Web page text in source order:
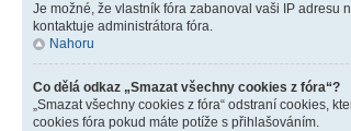
Je možné, že vlastník fóra zabanoval vaši IP adresu
kontaktuje administrátora fóra.
Nahoru
Co dělá odkaz „Smazat všechny cookies z fóra“?
„Smazat všechny cookies z fóra“ odstraní cookies,
cookies fóra pokud máte potíže s přihlašováním.